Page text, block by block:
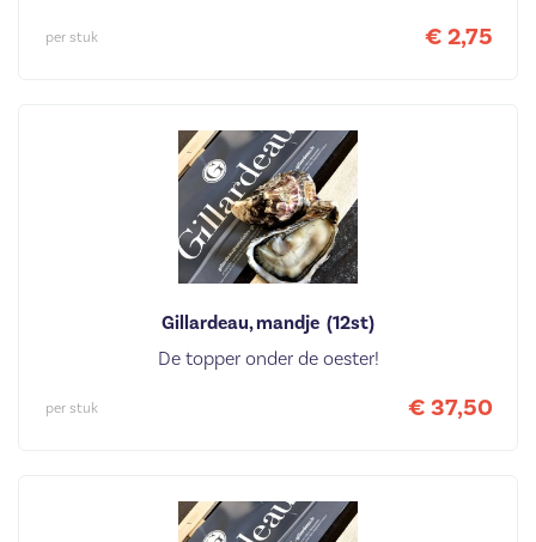
€ 2,75
per stuk
Gillardeau, mandje  (12st)
De topper onder de oester!
€ 37,50
per stuk